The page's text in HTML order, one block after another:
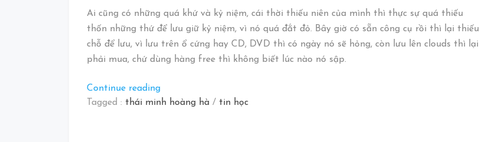
Ai cũng có những quá khứ và kỷ niệm, cái thời thiếu niên của mình thì thực sự quá thiếu
thốn những thứ để lưu giữ kỷ niệm, vì nó quá đắt đỏ. Bây giờ có sẵn công cụ rồi thì lại thiếu
chỗ để lưu, vì lưu trên ổ cứng hay CD, DVD thì có ngày nó sẽ hỏng, còn lưu lên clouds thì lại
phải mua, chứ dùng hàng free thì không biết lúc nào nó sập.
Continue reading“Khám
phá
Tagged : thái minh hoàng hà / tin học